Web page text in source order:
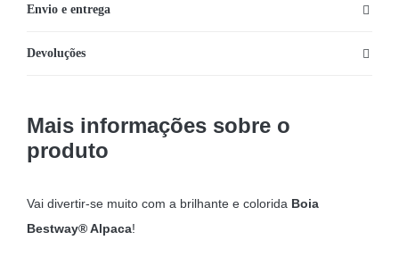
Envio e entrega
Devoluções
Mais informações sobre o
produto
Vai divertir-se muito com a brilhante e colorida Boia
Bestway® Alpaca!